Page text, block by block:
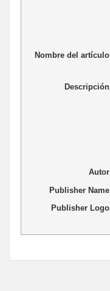
Nombre del artículo
Descripción
Autor
Publisher Name
Publisher Logo